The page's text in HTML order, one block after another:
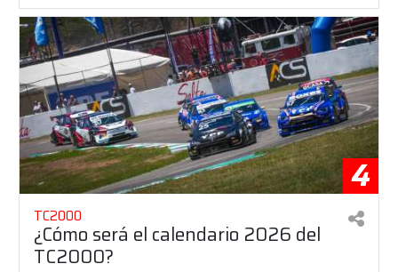
4
TC2000
¿Cómo será el calendario 2026 del
TC2000?